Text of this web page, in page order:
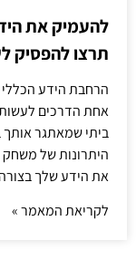
להעמיק את
תרצו להפסיק
הרחבת הידע
אחת הדרכים
ביתי שמאתגר
היתרונות של משחק
את הידע שלך
לקריאת המאמר »